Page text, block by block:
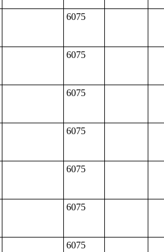
6075
6075
6075
6075
6075
6075
6075